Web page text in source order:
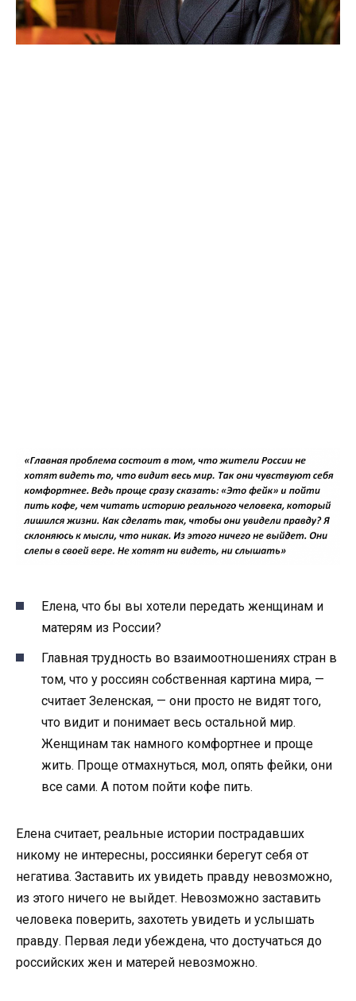
Елена, что бы вы хотели передать женщинам и
матерям из России?
Главная трудность во взаимоотношениях стран в
том, что у россиян собственная картина мира, —
считает Зеленская, — они просто не видят того,
что видит и понимает весь остальной мир.
Женщинам так намного комфортнее и проще
жить. Проще отмахнуться, мол, опять фейки, они
все сами. А потом пойти кофе пить.
Елена считает, реальные истории пострадавших
никому не интересны, россиянки берегут себя от
негатива. Заставить их увидеть правду невозможно,
из этого ничего не выйдет. Невозможно заставить
человека поверить, захотеть увидеть и услышать
правду. Первая леди убеждена, что достучаться до
российских жен и матерей невозможно.